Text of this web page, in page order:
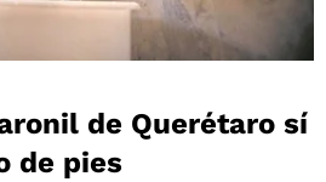
de Querétaro sí
de pies